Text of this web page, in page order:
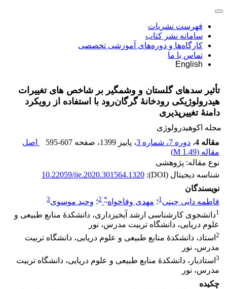
فهرست نشریات
سامانه نشر کتاب
کارگاه‌ها و دوره‌های آموزشی تخصصی
تماس با ما
English
تأثیر سدهای گلستان و وشمگیر بر شاخص‏ های تغییرات
هیدرولوژیکی رودخانۀ گرگان‌رود با استفاده از رویکرد
دامنۀ تغییرپذیری
مجله اکوهیدرولوژی
مقاله 4
، دوره 7، شماره 3 ، پاییز 1399 ، صفحه 595-607
اصل
مقاله (1.49 M
)
نوع مقاله: پژوهشی
شناسه دیجیتال (DOI):
10.22059/ije.2020.301564.1320
نویسندگان
فاطمه دایی چینی1؛ مهدی وفاخواه*
2؛ وحید موسوی3
1دانشجوی کارشناسی ارشد آبخیزداری، دانشکدۀ منابع طبیعی و
علوم دریایی، دانشگاه تربیت مدرس، نور
2 استاد، دانشکدۀ منابع طبیعی و علوم دریایی، دانشگاه تربیت
مدرس، نور
3 استادیار، دانشکدۀ منابع طبیعی و علوم دریایی، دانشگاه تربیت
مدرس، نور
چکیده